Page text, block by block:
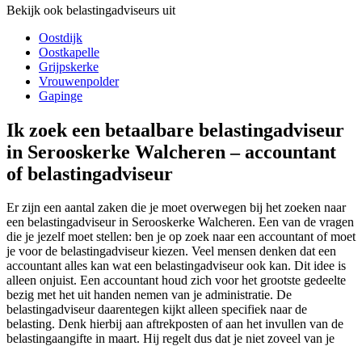
Bekijk ook belastingadviseurs uit
Oostdijk
Oostkapelle
Grijpskerke
Vrouwenpolder
Gapinge
Ik zoek een betaalbare belastingadviseur
in Serooskerke Walcheren – accountant
of belastingadviseur
Er zijn een aantal zaken die je moet overwegen bij het zoeken naar
een belastingadviseur in Serooskerke Walcheren. Een van de vragen
die je jezelf moet stellen: ben je op zoek naar een accountant of moet
je voor de belastingadviseur kiezen. Veel mensen denken dat een
accountant alles kan wat een belastingadviseur ook kan. Dit idee is
alleen onjuist. Een accountant houd zich voor het grootste gedeelte
bezig met het uit handen nemen van je administratie. De
belastingadviseur daarentegen kijkt alleen specifiek naar de
belasting. Denk hierbij aan aftrekposten of aan het invullen van de
belastingaangifte in maart. Hij regelt dus dat je niet zoveel van je